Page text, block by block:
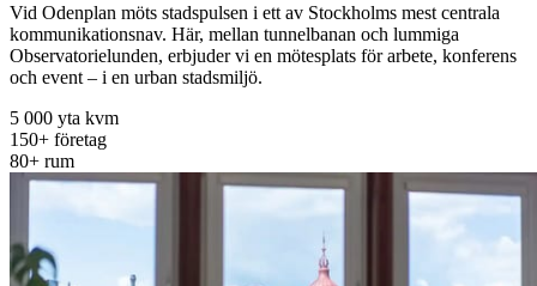
Vid Odenplan möts stadspulsen i ett av Stockholms mest centrala
kommunikationsnav. Här, mellan tunnelbanan och lummiga
Observatorielunden, erbjuder vi en mötesplats för arbete, konferens
och event – i en urban stadsmiljö.
5 000 yta kvm
150+ företag
80+ rum